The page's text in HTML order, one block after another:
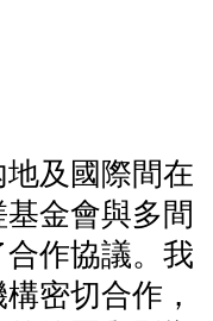
及國際間在
金會與多間
作協議。我
密切合作，